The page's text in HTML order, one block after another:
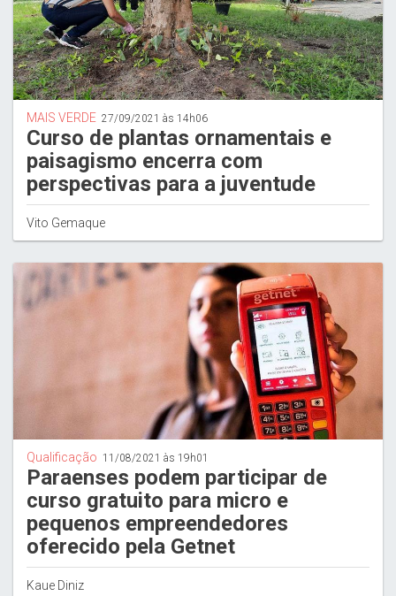
MAIS VERDE 27/09/2021 às 14h06
Curso de plantas ornamentais e
paisagismo encerra com
perspectivas para a juventude
Vito Gemaque
Qualificação 11/08/2021 às 19h01
Paraenses podem participar de
curso gratuito para micro e
pequenos empreendedores
oferecido pela Getnet
Kaue Diniz